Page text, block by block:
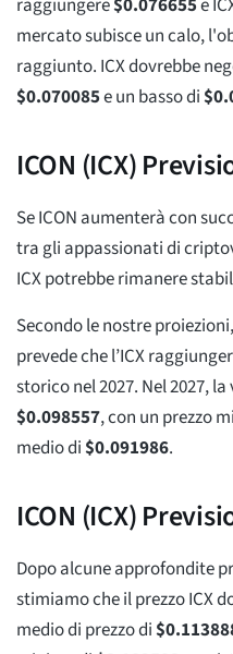
raggiungere$0.076655e
mercato subisce un calo,
raggiunto. ICX dovrebbe
$0.070085e un basso di$
ICON (ICX)
Se ICON aumenterà con
tra gli appassionati di
ICX potrebbe rimanere
Secondo le nostre
prevede che l’ICX
storico nel 2027. Nel 2027,
$0.098557, con un prezzo
medio di$0.091986.
ICON (ICX)
Dopo alcune approfondite
stimiamo che il prezzo ICX
medio di prezzo di$